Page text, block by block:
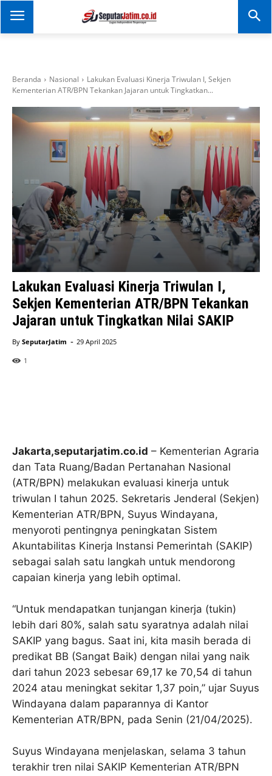
SEPUTAR JATIM
Portal Informasi Dan
Beranda Nasional
Lakukan Evaluasi Kinerja Triwulan I, Sekjen
Kementerian ATR/BPN Tekankan Jajaran untuk Tingkatkan...
Lakukan Evaluasi Kinerja Triwulan I,
Sekjen Kementerian ATR/BPN Tekankan
Jajaran untuk Tingkatkan Nilai SAKIP
By SeputarJatim - 29 April 2025
1
Jakarta,seputarjatim.co.id – Kementerian Agraria
dan Tata Ruang/Badan Pertanahan Nasional
(ATR/BPN) melakukan evaluasi kinerja untuk
triwulan I tahun 2025. Sekretaris Jenderal (Sekjen)
Kementerian ATR/BPN, Suyus Windayana,
menyoroti pentingnya peningkatan Sistem
Akuntabilitas Kinerja Instansi Pemerintah (SAKIP)
sebagai salah satu langkah untuk mendorong
capaian kinerja yang lebih optimal.
“Untuk mendapatkan tunjangan kinerja (tukin)
lebih dari 80%, salah satu syaratnya adalah nilai
SAKIP yang bagus. Saat ini, kita masih berada di
predikat BB (Sangat Baik) dengan nilai yang naik
dari tahun 2023 sebesar 69,17 ke 70,54 di tahun
2024 atau meningkat sekitar 1,37 poin,” ujar Suyus
Windayana dalam paparannya di Kantor
Kementerian ATR/BPN, pada Senin (21/04/2025).
Suyus Windayana menjelaskan, selama 3 tahun
terakhir tren nilai SAKIP Kementerian ATR/BPN